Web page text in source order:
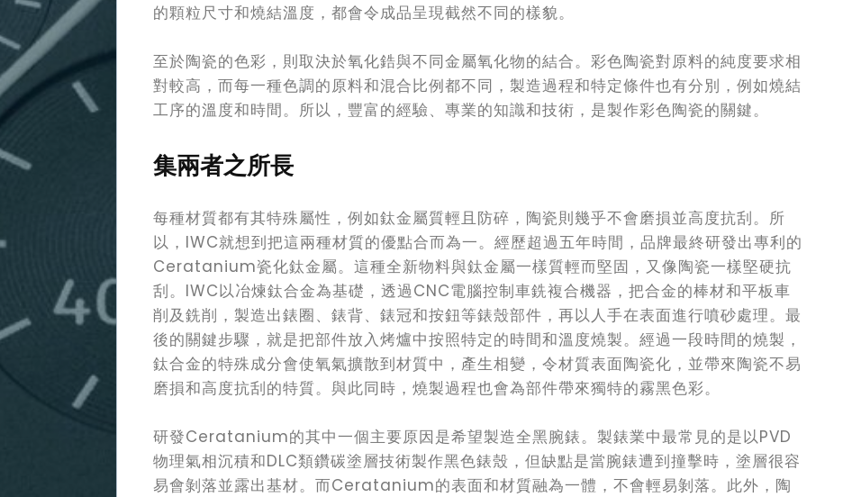
Watch
Lifestyle
Video
的顆粒尺寸和燒結溫度，都會令成品呈現截然不同的樣貌。
至於陶瓷的色彩，則取決於氧化鋯與不同金屬氧化物的結合。彩色陶瓷對原料的純度要求相
對較高，而每一種色調的原料和混合比例都不同，製造過程和特定條件也有分別，例如燒結
工序的溫度和時間。所以，豐富的經驗、專業的知識和技術，是製作彩色陶瓷的關鍵。
集兩者之所長
每種材質都有其特殊屬性，例如鈦金屬質輕且防碎，陶瓷則幾乎不會磨損並高度抗刮。所
以，IWC就想到把這兩種材質的優點合而為一。經歷超過五年時間，品牌最終研發出專利的
Ceratanium瓷化鈦金屬。這種全新物料與鈦金屬一樣質輕而堅固，又像陶瓷一樣堅硬抗
刮。IWC以冶煉鈦合金為基礎，透過CNC電腦控制車銑複合機器，把合金的棒材和平板車
削及銑削，製造出錶圈、錶背、錶冠和按鈕等錶殼部件，再以人手在表面進行噴砂處理。最
後的關鍵步驟，就是把部件放入烤爐中按照特定的時間和溫度燒製。經過一段時間的燒製，
鈦合金的特殊成分會使氧氣擴散到材質中，產生相變，令材質表面陶瓷化，並帶來陶瓷不易
磨損和高度抗刮的特質。與此同時，燒製過程也會為部件帶來獨特的霧黑色彩。
研發Ceratanium的其中一個主要原因是希望製造全黑腕錶。製錶業中最常見的是以PVD
物理氣相沉積和DLC類鑽碳塗層技術製作黑色錶殼，但缺點是當腕錶遭到撞擊時，塗層很容
易會剝落並露出基材。而Ceratanium的表面和材質融為一體，不會輕易剝落。此外，陶